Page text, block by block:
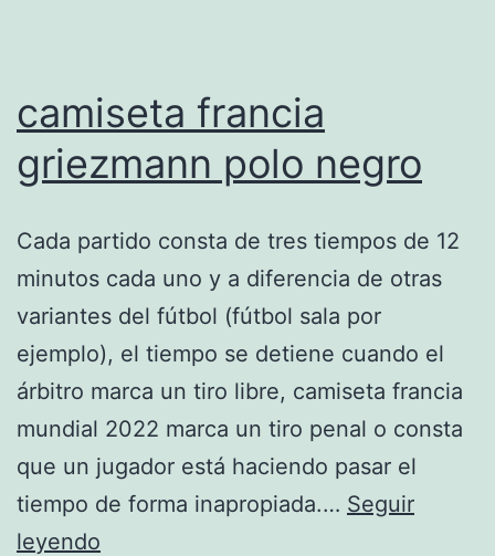
camiseta francia
griezmann polo negro
Cada partido consta de tres tiempos de 12
minutos cada uno y a diferencia de otras
variantes del fútbol (fútbol sala por
ejemplo), el tiempo se detiene cuando el
árbitro marca un tiro libre, camiseta francia
mundial 2022 marca un tiro penal o consta
que un jugador está haciendo pasar el
tiempo de forma inapropiada.… Seguir
leyendo